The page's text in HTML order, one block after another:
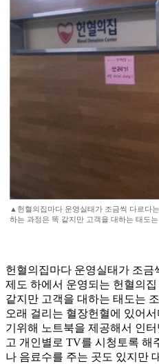
▲헌혈의집마다 운영실태가 조금씩 다르다
하는 과정은 똑 같지만 고객을 대하는 태도
헌혈의집마다 운영실태가 조
제도 하에서 운영되는 헌혈의
같지만 고객을 대하는 태도는
오래 걸리는 혈장헌혈에 있어
기위해 노트북을 제공해서 인
고 개인별로 TV를 시청토록 해
나 음료수를 주는 곳도 있지만